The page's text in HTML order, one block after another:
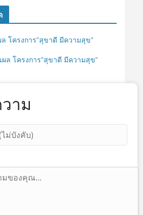
โครงการ”สุขาดี มีความสุข”
ผล โครงการ”สุขาดี มีความสุข”
าม